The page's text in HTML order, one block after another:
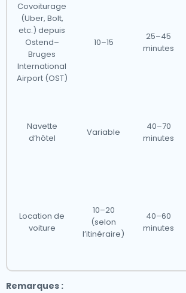
Covoiturage
(Uber, Bolt,
etc.) depuis
Ostend–
Bruges
International
Airport (OST)
10–15
25–45
minutes
Navette
d’hôtel
Variable
40–70
minutes
Location de
voiture
10–20
(selon
l’itinéraire)
40–60
minutes
Remarques :